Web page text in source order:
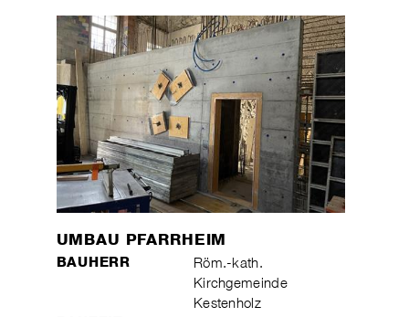
UMBAU PFARRHEIM
BAUHERR
Röm.-kath.
Kirchgemeinde
Kestenholz